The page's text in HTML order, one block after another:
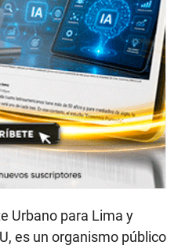
Urbano para Lima y
es un organismo público